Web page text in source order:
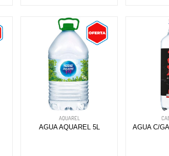
AQUAREL
AGUA AQUAREL 5L
AGUA C/